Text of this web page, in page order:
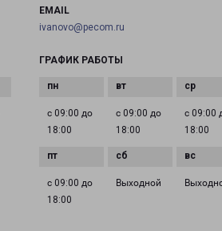
EMAIL
ivanovo@pecom.ru
ГРАФИК РАБОТЫ
с 09:00 до
18:00
с 09:00 до
18:00
с 09:00
18:00
с 09:00 до
18:00
Выходной